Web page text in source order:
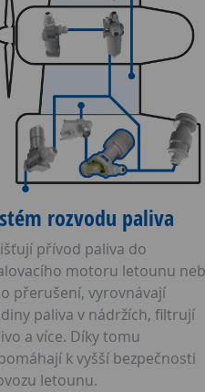
rozvodu paliva
přívod paliva do
motoru letounu
přerušení, vyrovnávají
paliva v nádržích, filtrují
a více. Díky tomu
k vyšší bezpečnosti
letounu.